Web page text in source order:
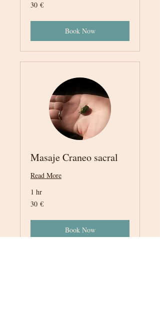
30
euros
30 €
Book Now
Masaje Craneo sacral
Read More
1 hr
30
euros
30 €
Book Now